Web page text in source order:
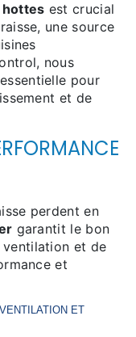
est crucial
une source
nous
pour
et de
perdent en
garantit le bon
et de
et
ET